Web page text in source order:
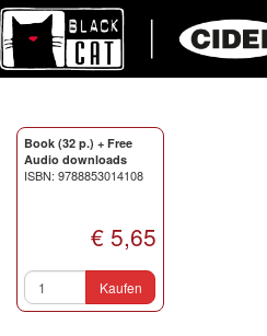
Book (32 p.) + Free
Audio downloads
ISBN: 9788853014108
€ 5,65
Kaufen